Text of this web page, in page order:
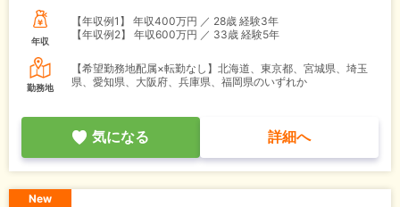
年収
【年収例1】
年収400万円 ／ 28歳 経験3年
【年収例2】
年収600万円 ／ 33歳 経験5年
勤務地
【希望勤務地配属×転勤なし】北海道、東京都、宮城県、埼玉
県、愛知県、大阪府、兵庫県、福岡県のいずれか
気になる 詳細へ
New